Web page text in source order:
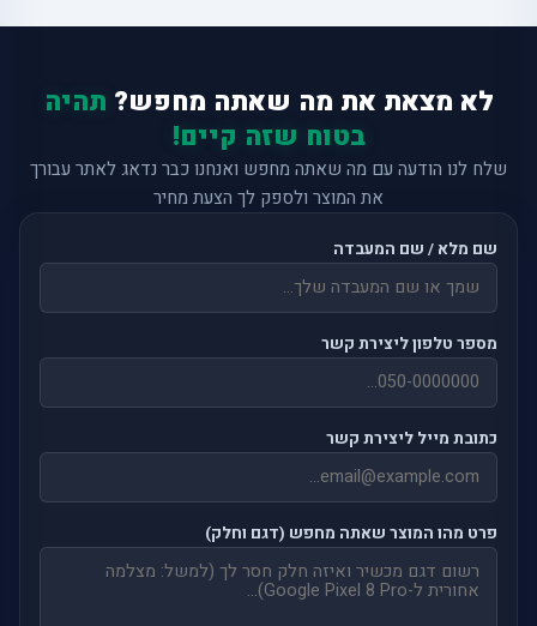
לא מצאת את מה שאתה מחפש? תהיה
בטוח שזה קיים!
שלח לנו הודעה עם מה שאתה מחפש ואנחנו כבר נדאג לאתר עבורך
את המוצר ולספק לך הצעת מחיר
שם מלא / שם המעבדה
מספר טלפון ליצירת קשר
כתובת מייל ליצירת קשר
פרט מהו המוצר שאתה מחפש (דגם וחלק)